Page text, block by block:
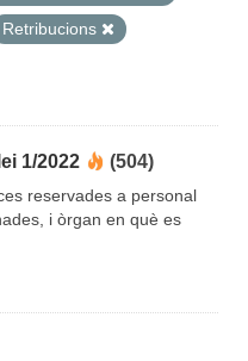
Retribucions
1/2022 (504)
reservades a personal
i òrgan en què es